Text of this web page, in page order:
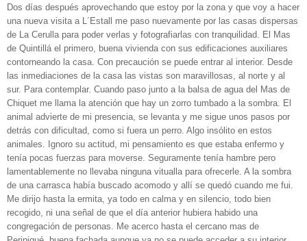
Dos días después aprovechando que estoy por la zona y que voy a hacer
una nueva visita a L´Estall me paso nuevamente por las casas dispersas
de La Cerulla para poder verlas y fotografiarlas con tranquilidad. El Mas
de Quintillá el primero, buena vivienda con sus edificaciones auxiliares
contorneando la casa. Con precaución se puede entrar al interior. Desde
las inmediaciones de la casa las vistas son maravillosas, al norte y al
sur. Para contemplar. Cuando paso junto a la balsa de agua del Mas de
Chiquet me llama la atención que hay un zorro tumbado a la sombra. El
animal advierte de mi presencia, se levanta y me sigue unos pasos por
detrás con dificultad, como si fuera un perro. Algo insólito en estos
animales. Ignoro su actitud, mi pensamiento es que estaba enfermo y
tenía pocas fuerzas para moverse. Seguramente tenía hambre pero
lamentablemente no llevaba ninguna vitualla para ofrecerle. A la sombra
de una carrasca había buscado acomodo y allí se quedó cuando me fui.
Me dirijo hasta la ermita, ya todo en calma y en silencio, todo bien
recogido, ni una señal de que el día anterior hubiera habido una
congregación de personas. Me acerco hasta el cercano mas de